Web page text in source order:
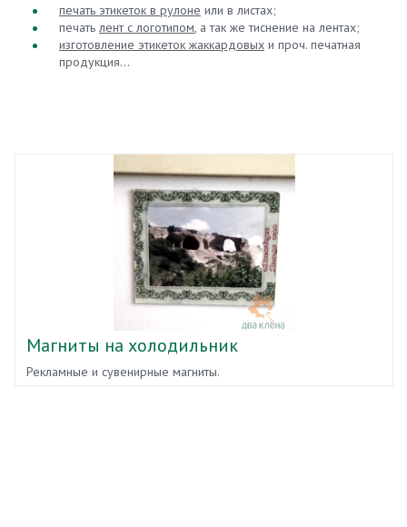
печать этикеток в рулоне или в листах;
печать лент с логотипом, а так же тиснение на лентах;
изготовление этикеток жаккардовых и проч. печатная
продукция...
Магниты на холодильник
Рекламные и сувенирные магниты.